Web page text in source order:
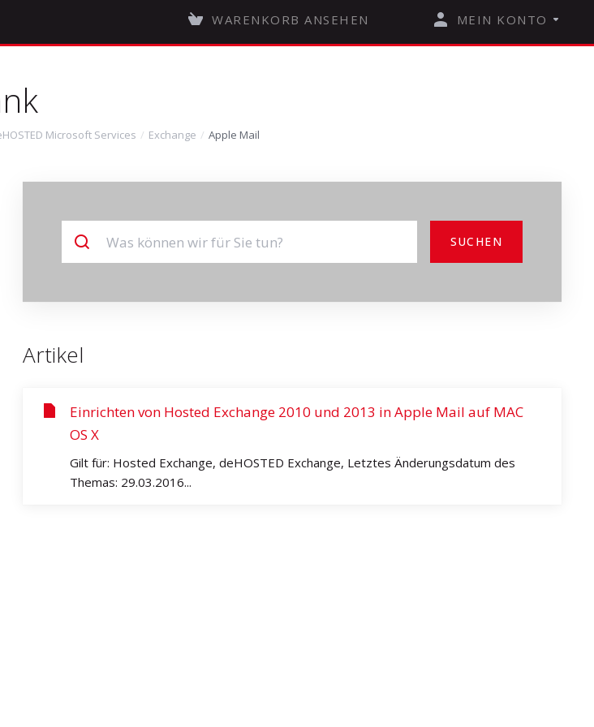
WARENKORB ANSEHEN MEIN KONTO
Microsoft Services Exchange Apple Mail
SUCHEN
Artikel
Einrichten von Hosted Exchange 2010 und 2013 in Apple Mail auf MAC
OS X
Gilt für: Hosted Exchange, deHOSTED Exchange, Letztes Änderungsdatum des
Themas: 29.03.2016...